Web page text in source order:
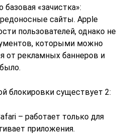
«зачистка»:
сайты. Apple
пользователей, однако не
которыми можно
от рекламных баннеров и
блокировки существует 2:
– работает только для
приложения.